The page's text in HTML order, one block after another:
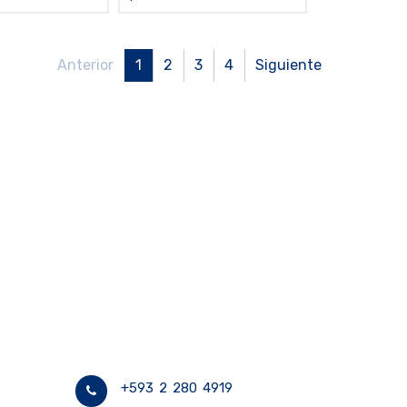
Anterior 1 2 3 4 Siguiente
+593 2 280 4919